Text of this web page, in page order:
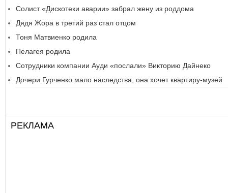
Солист «Дискотеки аварии» забрал жену из роддома
Дядя Жора в третий раз стал отцом
Тоня Матвиенко родила
Пелагея родила
Сотрудники компании Ауди «послали» Викторию Дайнеко
Дочери Гурченко мало наследства, она хочет квартиру-музей
РЕКЛАМА